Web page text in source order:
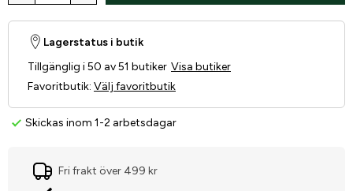
Skickas inom 1-2 arbetsdagar
Lagerstatus i butik
Tillgänglig i 50 av 51 butiker Visa butiker
Favoritbutik: Välj favoritbutik
Fri frakt över 499 kr